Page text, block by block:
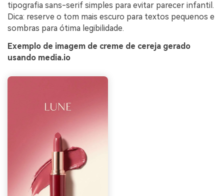
tipografia sans-serif simples para evitar parecer infantil.
Dica: reserve o tom mais escuro para textos pequenos e
sombras para ótima legibilidade.
Exemplo de imagem de creme de cereja gerado
usando media.io